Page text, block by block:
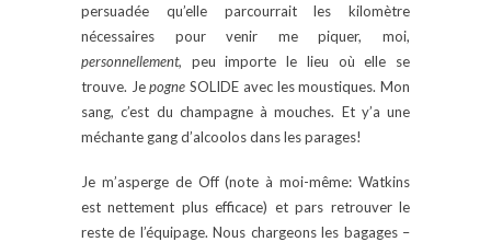
persuadée qu’elle parcourrait les kilomètre
nécessaires pour venir me piquer, moi,
personnellement, peu importe le lieu où elle se
trouve. Jepogne SOLIDE avec les moustiques. Mon
sang, c’est du champagne à mouches. Et y’a une
méchante gang d’alcoolos dans les parages!
Je m’asperge de Off (note à moi-même: Watkins
est nettement plus efficace) et pars retrouver le
reste de l’équipage. Nous chargeons les bagages –